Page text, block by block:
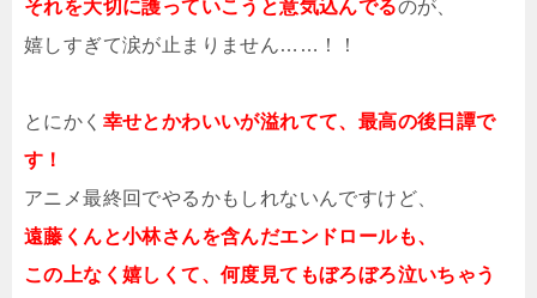
それを大切に護っていこうと意気込んでるのが、
嬉しすぎて涙が止まりません……！！
とにかく 幸せとかわいいが溢れてて、最高の後日譚で
す！
アニメ最終回でやるかもしれないんですけど、
遠藤くんと小林さんを含んだエンドロールも、
この上なく嬉しくて、何度見てもぼろぼろ泣いちゃう